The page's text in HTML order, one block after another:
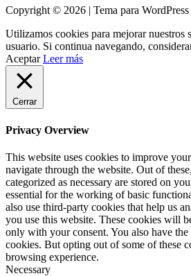
Copyright © 2026 | Tema para WordPress
Utilizamos cookies para mejorar nuestros
usuario. Si continua navegando,
Aceptar Leer más
Cerrar
Privacy Overview
This website uses cookies to improve
navigate through the website. Out of
categorized as necessary are stored on
essential for the working of basic
also use third-party cookies that help us
you use this website. These cookies will
only with your consent. You also have
cookies. But opting out of some of these
browsing experience.
Necessary